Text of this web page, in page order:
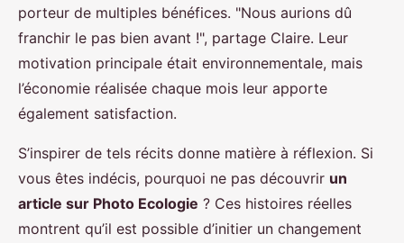
porteur de multiples bénéfices. "Nous aurions dû
franchir le pas bien avant !", partage Claire. Leur
motivation principale était environnementale, mais
l’économie réalisée chaque mois leur apporte
également satisfaction.
S’inspirer de tels récits donne matière à réflexion. Si
vous êtes indécis, pourquoi ne pas découvrir un
article sur Photo Ecologie ? Ces histoires réelles
montrent qu’il est possible d’initier un changement